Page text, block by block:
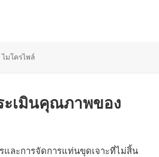
ไมโครไพล์
ะเมินคุณภาพของ
และการจัดการแท่นขุดเจาะที่ไม่สิ้น